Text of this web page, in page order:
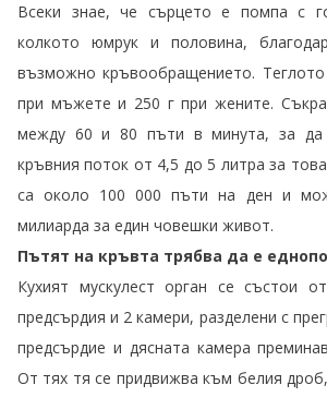
Всеки знае, че сърцето е помпа с
колкото юмрук и половина,
възможно кръвообращението.
при мъжете и 250 г при жените.
между 60 и 80 пъти в минута, за да
кръвния поток от 4,5 до 5 литра за
са около 100 000 пъти на ден и
милиарда за един човешки живот.
Пътят на кръвта трябва да е
Кухият мускулест орган се състои
предсърдия и 2 камери, разделени с
предсърдие и дясната камера
От тях тя се придвижва към белия